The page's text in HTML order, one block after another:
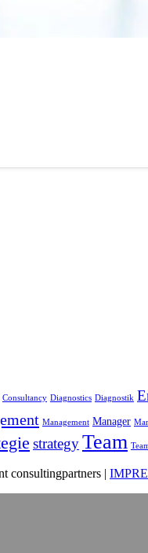
Consultancy Diagnostics Diagnostik
Management Manager
strategyTeam
consultingpartners |